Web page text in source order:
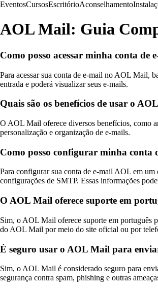
EventosCursosEscritórioAconselhamento
AOL Mail: Guia
Como posso acessar minha conta de
Para acessar sua conta de e-mail no AOL Mail,
entrada e poderá visualizar seus e-mails.
Quais são os benefícios de usar o
O AOL Mail oferece diversos benefícios, como
personalização e organização de e-mails.
Como posso configurar minha conta
Para configurar sua conta de e-mail AOL em
configurações de SMTP. Essas informações
O AOL Mail oferece suporte em
Sim, o AOL Mail oferece suporte em português
do AOL Mail por meio do site oficial ou por
É seguro usar o AOL Mail para
Sim, o AOL Mail é considerado seguro para
segurança contra spam, phishing e outras